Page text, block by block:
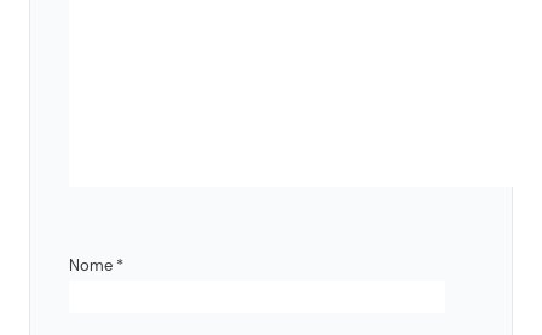
Nome *